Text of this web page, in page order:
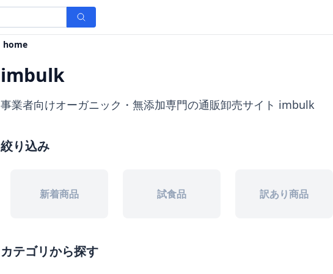
home
imbulk
事業者向けオーガニック・無添加専門の通販卸売サイト imbulk
絞り込み
新着商品 試食品 訳あり商品
カテゴリから探す